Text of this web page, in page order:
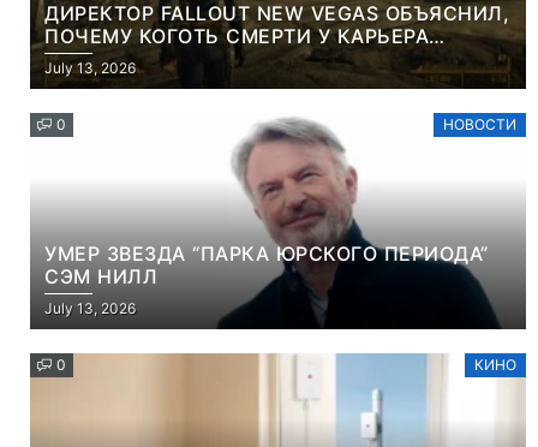
ДИРЕКТОР FALLOUT NEW VEGAS ОБЪЯСНИЛ,
ПОЧЕМУ КОГОТЬ СМЕРТИ У КАРЬЕРА
НАМЕРЕННО СНОСИТ ВАМ ГОЛОВУ
July 13, 2026
0 НОВОСТИ
УМЕР ЗВЕЗДА “ПАРКА ЮРСКОГО ПЕРИОДА”
СЭМ НИЛЛ
July 13, 2026
0 КИНО